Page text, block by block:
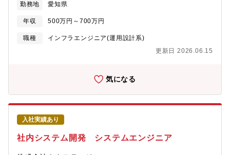
す。【業務詳細】・社内ITインフラ全般（サーバ・ネットワー
ク・周辺環境）の設計・構築・運用をリーダーとして推進してい
ただきます。・社内からの要望や課題を整理し、最適なインフラ
構成の検討や改善方針の策定を主導していただきます。・サーバ
レビューを行い、必要に応じてご自身でも対応していただきま
改善施策の企画から実行までを担当していただきます。・チーム
内外と連携しながら、インフラ環境の標準化、運用ルールの整
備、障害の再発防止にも取り組んでいただきます。※経験豊富な
ベテランエンジニアも在籍しており、役割分担をしながらインフ
ラ全体を俯瞰してリードできる環境です。【仕事の魅力】・IT投
資に積極的なため、業務に役立つ新たな技術や構成の提案が受け
入れられやすい環境です。・サーバ・ネットワークなど、幅広い
インフラ領域の技術に触れ、スキルを磨くことができます。・自
社のITインフラを扱うため、成果や改善効果を身近に感じること
勤務地 愛知県
年収 500万円～700万円
職種
インフラエンジニア(運用設計系)
更新日 2026.06.15
気になる
入社実績あり
社内システム開発 システムエンジニア